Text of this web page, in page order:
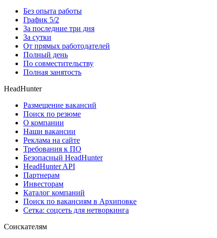
Без опыта работы
График 5/2
За последние три дня
За сутки
От прямых работодателей
Полный день
По совместительству
Полная занятость
HeadHunter
Размещение вакансий
Поиск по резюме
О компании
Наши вакансии
Реклама на сайте
Требования к ПО
Безопасный HeadHunter
HeadHunter API
Партнерам
Инвесторам
Каталог компаний
Поиск по вакансиям в Архиповке
Сетка: соцсеть для нетворкинга
Соискателям